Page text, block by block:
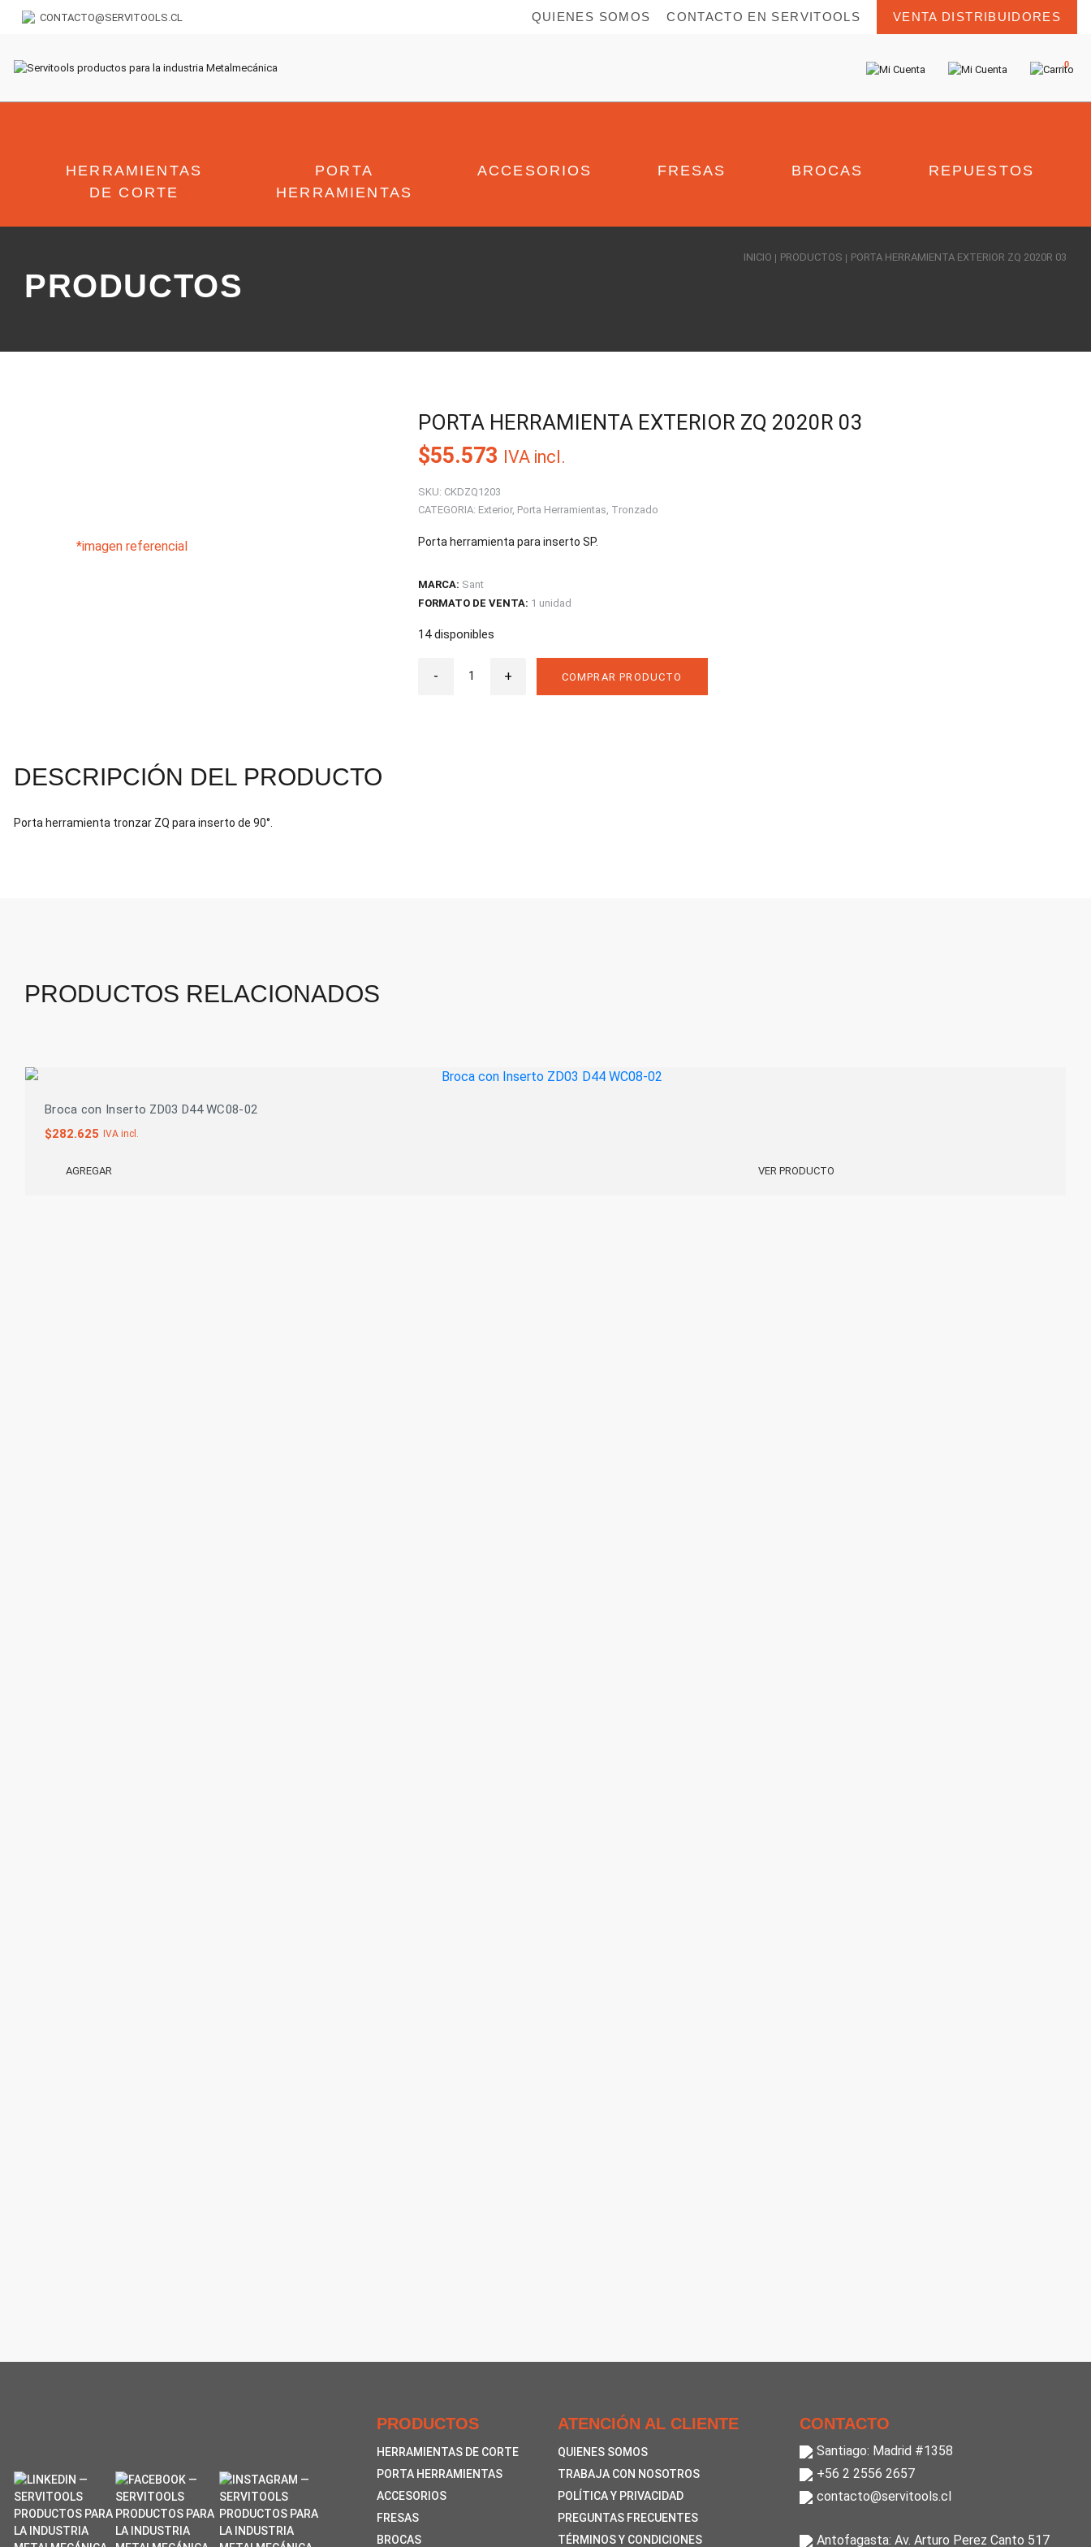
CONTACTO@SERVITOOLS.CL QUIENES SOMOS CONTACTO EN SERVITOOLS VENTA DISTRIBUIDORES
0
HERRAMIENTAS
DE CORTE
PORTA
HERRAMIENTAS
ACCESORIOS FRESAS BROCAS REPUESTOS
INICIO PRODUCTOS PORTA HERRAMIENTA EXTERIOR ZQ 2020R 03
PRODUCTOS
*imagen referencial
PORTA HERRAMIENTA EXTERIOR ZQ 2020R 03
$55.573 IVA incl.
SKU: CKDZQ1203
CATEGORIA: Exterior, Porta Herramientas, Tronzado
Porta herramienta para inserto SP.
MARCA: Sant
FORMATO DE VENTA: 1 unidad
14 disponibles
-
Herramienta
+ COMPRAR PRODUCTO
DESCRIPCIÓN DEL PRODUCTO
Porta herramienta tronzar ZQ para inserto de 90°.
PRODUCTOS RELACIONADOS
Broca con Inserto ZD03 D44 WC08-02
$282.625 IVA incl.
AGREGAR VER PRODUCTO
PRODUCTOS
HERRAMIENTAS DE CORTE
PORTA HERRAMIENTAS
ACCESORIOS
FRESAS
BROCAS
ATENCIÓN AL CLIENTE
QUIENES SOMOS
TRABAJA CON NOSOTROS
POLÍTICA Y PRIVACIDAD
PREGUNTAS FRECUENTES
TÉRMINOS Y CONDICIONES
CONTACTO
Santiago: Madrid #1358
+56 2 2556 2657
contacto@servitools.cl
Antofagasta: Av. Arturo Perez Canto 517